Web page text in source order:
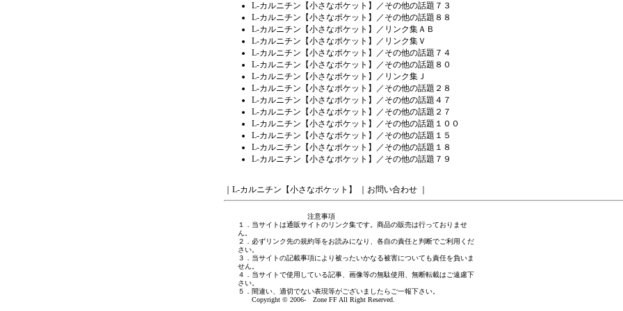
L-カルニチン【小さなポケット】／その他の話題７３
L-カルニチン【小さなポケット】／その他の話題８８
L-カルニチン【小さなポケット】／リンク集ＡＢ
L-カルニチン【小さなポケット】／リンク集Ｖ
L-カルニチン【小さなポケット】／その他の話題７４
L-カルニチン【小さなポケット】／その他の話題８０
L-カルニチン【小さなポケット】／リンク集Ｊ
L-カルニチン【小さなポケット】／その他の話題２８
L-カルニチン【小さなポケット】／その他の話題４７
L-カルニチン【小さなポケット】／その他の話題２７
L-カルニチン【小さなポケット】／その他の話題１００
L-カルニチン【小さなポケット】／その他の話題１５
L-カルニチン【小さなポケット】／その他の話題１８
L-カルニチン【小さなポケット】／その他の話題７９
L-カルニチン【小さなポケット】 お問い合わせ
注意事項
１．当サイトは通販サイトのリンク集です。商品の販売は行っておりませ
ん。
２．必ずリンク先の規約等をお読みになり、各自の責任と判断でご利用くだ
さい。
３．当サイトの記載事項により被ったいかなる被害についても責任を負いま
せん。
４．当サイトで使用している記事、画像等の無駄使用、無断転載はご遠慮下
さい。
５．間違い、適切でない表現等がございましたら ご一報下さい
Copyright © 2006- Zone FF All Right Reserved.